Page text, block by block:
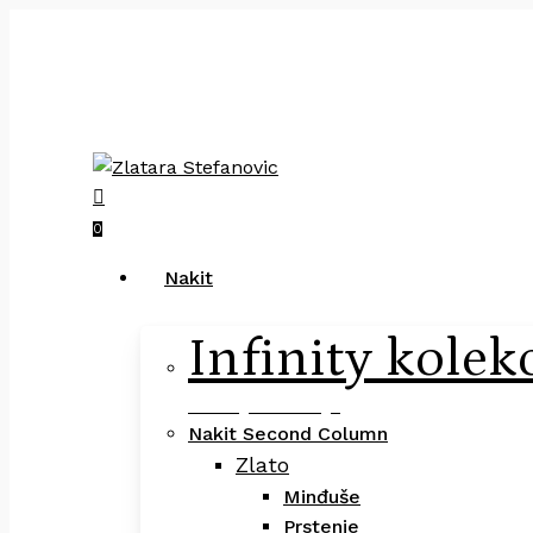
×
search
0
Nakit
Infinity
Nakit Second Column
Zlato
Minđuše
Prstenje